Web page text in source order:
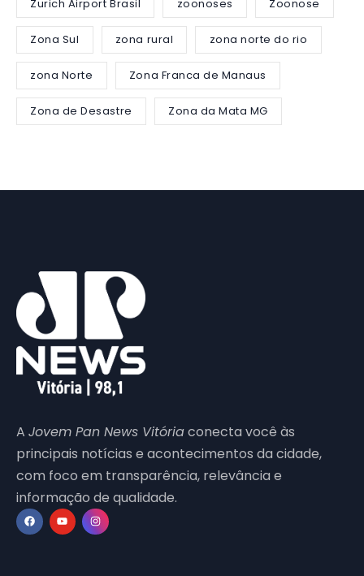
Zurich Airport Brasil zoonoses Zoonose
Zona Sul zona rural zona norte do rio
zona Norte Zona Franca de Manaus
Zona de Desastre Zona da Mata MG
A Jovem Pan News Vitóriaconecta você às
principais notícias e acontecimentos da cidade,
com foco em transparência, relevância e
informação de qualidade.